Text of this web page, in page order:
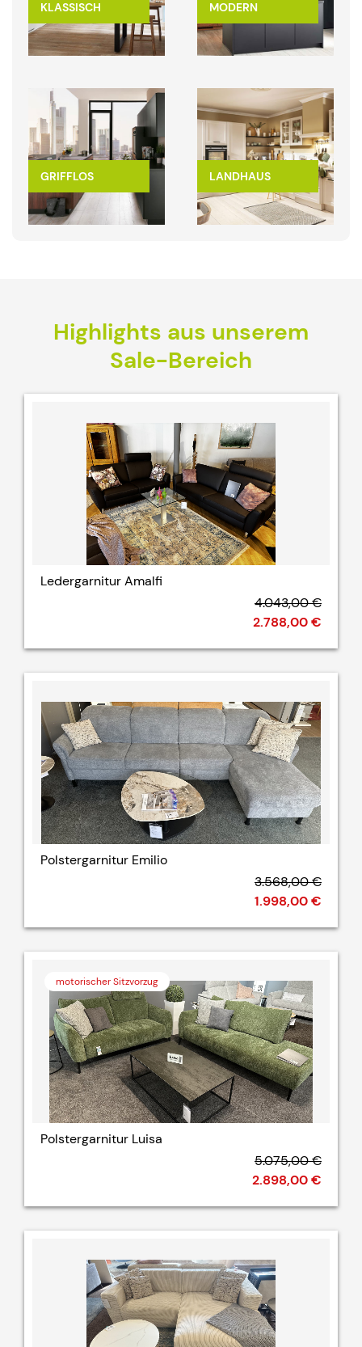
KLASSISCH MODERN
GRIFFLOS LANDHAUS
Highlights aus unserem
Sale-Bereich
Ledergarnitur Amalfi
4.043,00 €
2.788,00 €
Polstergarnitur Emilio
3.568,00 €
1.998,00 €
motorischer Sitzvorzug
Polstergarnitur Luisa
5.075,00 €
2.898,00 €